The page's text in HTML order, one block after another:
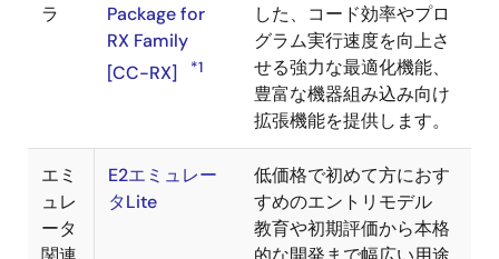
ラ
Package for
RX Family
[CC-RX]
*1
した、コード効率やプロ
グラム実行速度を向上さ
せる強力な最適化機能、
豊富な機器組み込み向け
拡張機能を提供します。
エミ
ュレ
ータ
E2エミュレー
タLite
低価格で初めて方におす
すめのエントリモデル
教育や初期評価から本格